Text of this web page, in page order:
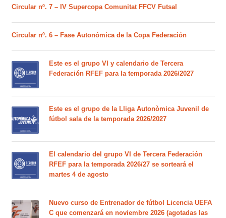
Circular nº. 7 – IV Supercopa Comunitat FFCV Futsal
Circular nº. 6 – Fase Autonómica de la Copa Federación
Este es el grupo VI y calendario de Tercera
Federación RFEF para la temporada 2026/2027
Este es el grupo de la Lliga Autonòmica Juvenil de
fútbol sala de la temporada 2026/2027
El calendario del grupo VI de Tercera Federación
RFEF para la temporada 2026/27 se sorteará el
martes 4 de agosto
Nuevo curso de Entrenador de fútbol Licencia UEFA
C que comenzará en noviembre 2026 (agotadas las